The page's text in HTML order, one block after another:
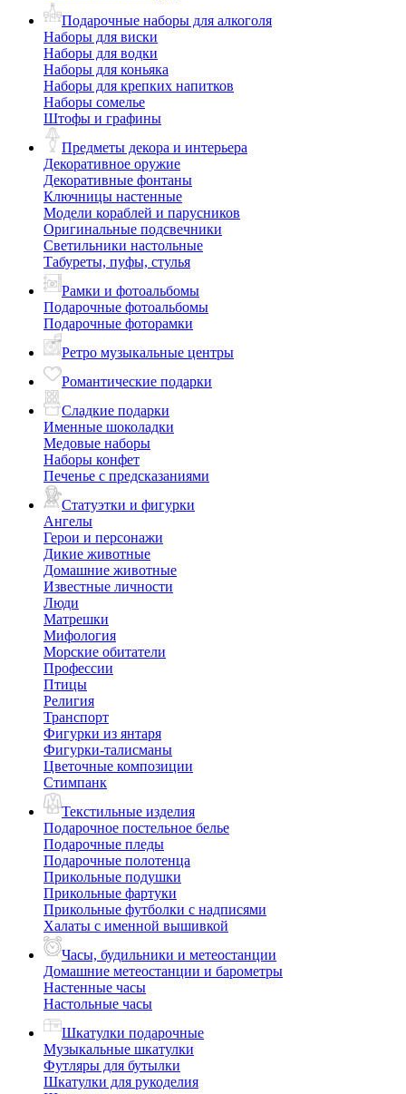
Подарочные наборы для алкоголя
Наборы для виски
Наборы для водки
Наборы для коньяка
Наборы для крепких напитков
Наборы сомелье
Штофы и графины
Предметы декора и интерьера
Декоративное оружие
Декоративные фонтаны
Ключницы настенные
Модели кораблей и парусников
Оригинальные подсвечники
Светильники настольные
Табуреты, пуфы, стулья
Рамки и фотоальбомы
Подарочные фотоальбомы
Подарочные фоторамки
Ретро музыкальные центры
Романтические подарки
Сладкие подарки
Именные шоколадки
Медовые наборы
Наборы конфет
Печенье с предсказаниями
Статуэтки и фигурки
Ангелы
Герои и персонажи
Дикие животные
Домашние животные
Известные личности
Люди
Матрешки
Мифология
Морские обитатели
Профессии
Птицы
Религия
Транспорт
Фигурки из янтаря
Фигурки-талисманы
Цветочные композиции
Стимпанк
Текстильные изделия
Подарочное постельное белье
Подарочные пледы
Подарочные полотенца
Прикольные подушки
Прикольные фартуки
Прикольные футболки с надписями
Халаты с именной вышивкой
Часы, будильники и метеостанции
Домашние метеостанции и барометры
Настенные часы
Настольные часы
Шкатулки подарочные
Музыкальные шкатулки
Футляры для бутылки
Шкатулки для рукоделия